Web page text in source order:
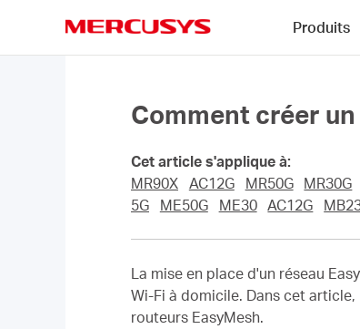
Produits
Comment créer
Cet article s'applique à:
MR90X AC12G MR50G MR30G
5G
ME50G ME30 AC12G
La mise en place d'un réseau
Wi-Fi à domicile. Dans cet
routeurs EasyMesh.